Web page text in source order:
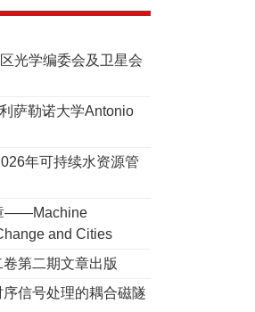
光学编委会及卫星会
萨勒诺大学Antonio
年可持续水资源管
——Machine
and Cities
第二期文章出版
信号处理的耦合磁隧